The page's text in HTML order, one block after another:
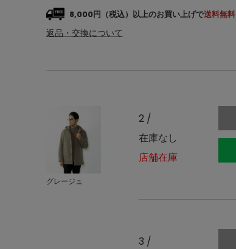
8,000円（税込）以上のお買い上げで送料無料
返品・交換について
グレージュ
2 /
在庫なし
店舗在庫
3 /